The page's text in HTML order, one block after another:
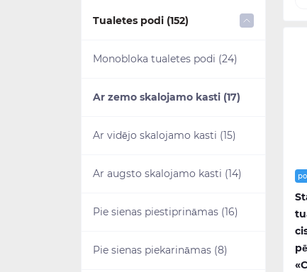
Izlietnes piederumi (14)
Virtuves maisitāji (1)
Izlietnes maisītāji (36)
Vannas maisītāji (26)
Bidē maisītāji (4)
Higiēnas dušas (3)
Tualetes podi (152)
Monobloka tualetes podi (24)
Ar zemo skalojamo kasti (17)
Ar vidējo skalojamo kasti (15)
Ar augsto skalojamo kasti (14)
Pie sienas piestiprināmas (16)
Pie sienas piekarināmas (8)